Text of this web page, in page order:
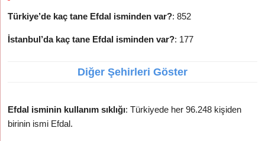
Türkiye’de kaç tane Efdal isminden var?: 852
İstanbul’da kaç tane Efdal isminden var?: 177
Diğer Şehirleri Göster
Efdal isminin kullanım sıklığı: Türkiyede her 96.248 kişiden
birinin ismi Efdal.